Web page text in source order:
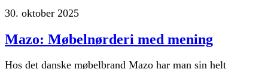
30. oktober 2025
Mazo: Møbelnørderi med mening
Hos det danske møbelbrand Mazo har man sin helt